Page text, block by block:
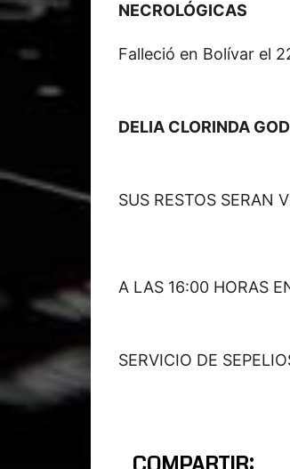
NECROLÓGICAS
Falleció en Bolívar el
DELIA CLORINDA
SUS RESTOS SERAN
A LAS 16:00 HORAS
SERVICIO DE